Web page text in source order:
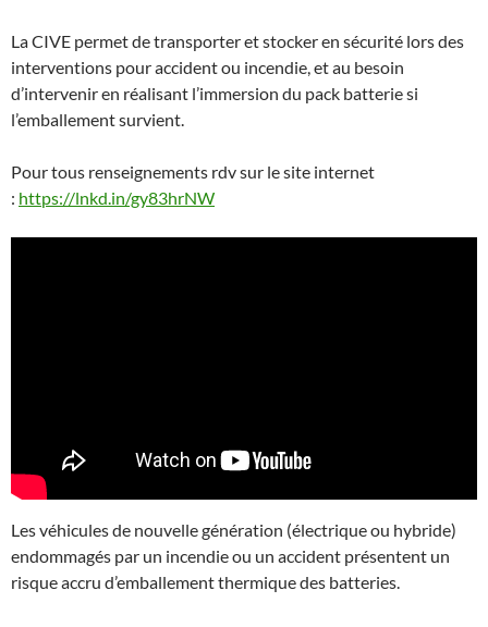
La CIVE permet de transporter et stocker en sécurité lors des
interventions pour accident ou incendie, et au besoin
d’intervenir en réalisant l’immersion du pack batterie si
l’emballement survient.
Pour tous renseignements rdv sur le site internet
: https://lnkd.in/gy83hrNW
Les véhicules de nouvelle génération (électrique ou hybride)
endommagés par un incendie ou un accident présentent un
risque accru d’emballement thermique des batteries.